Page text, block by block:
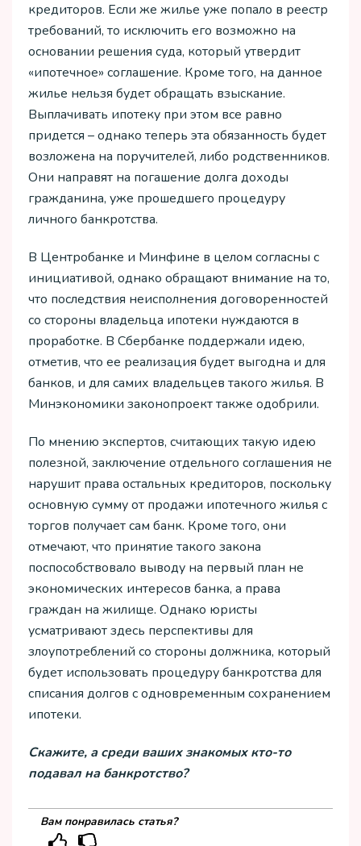
кредиторов. Если же жилье уже попало в реестр
требований, то исключить его возможно на
основании решения суда, который утвердит
«ипотечное» соглашение. Кроме того, на данное
жилье нельзя будет обращать взыскание.
Выплачивать ипотеку при этом все равно
придется – однако теперь эта обязанность будет
возложена на поручителей, либо родственников.
Они направят на погашение долга доходы
гражданина, уже прошедшего процедуру
личного банкротства.
В Центробанке и Минфине в целом согласны с
инициативой, однако обращают внимание на то,
что последствия неисполнения договоренностей
со стороны владельца ипотеки нуждаются в
проработке. В Сбербанке поддержали идею,
отметив, что ее реализация будет выгодна и для
банков, и для самих владельцев такого жилья. В
Минэкономики законопроект также одобрили.
По мнению экспертов, считающих такую идею
полезной, заключение отдельного соглашения не
нарушит права остальных кредиторов, поскольку
основную сумму от продажи ипотечного жилья с
торгов получает сам банк. Кроме того, они
отмечают, что принятие такого закона
поспособствовало выводу на первый план не
экономических интересов банка, а права
граждан на жилище. Однако юристы
усматривают здесь перспективы для
злоупотреблений со стороны должника, который
будет использовать процедуру банкротства для
списания долгов с одновременным сохранением
ипотеки.
Скажите, а среди ваших знакомых кто-то
подавал на банкротство?
Вам понравилась статья?